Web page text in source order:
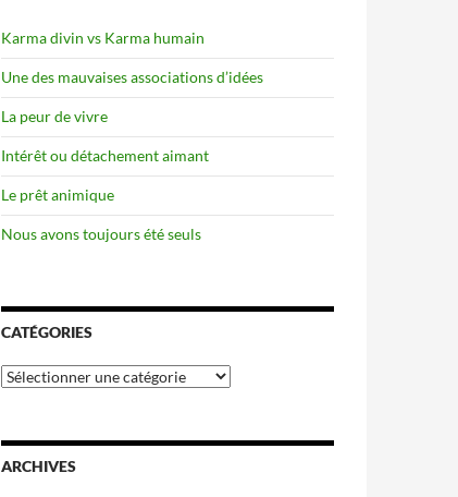
Karma divin vs Karma humain
Une des mauvaises associations d’idées
La peur de vivre
Intérêt ou détachement aimant
Le prêt animique
Nous avons toujours été seuls
CATÉGORIES
Catégories
ARCHIVES